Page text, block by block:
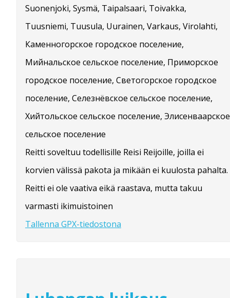
Suonenjoki, Sysmä, Taipalsaari, Toivakka,
Tuusniemi, Tuusula, Uurainen, Varkaus, Virolahti,
Каменногорское городское поселение,
Мийнальское сельское поселение, Приморское
городское поселение, Светогорское городское
поселение, Селезнёвское сельское поселение,
Хийтольское сельское поселение, Элисенваарское
сельское поселение
Reitti soveltuu todellisille Reisi Reijoille, joilla ei
korvien välissä pakota ja mikään ei kuulosta pahalta.
Reitti ei ole vaativa eikä raastava, mutta takuu
varmasti ikimuistoinen
Tallenna GPX-tiedostona